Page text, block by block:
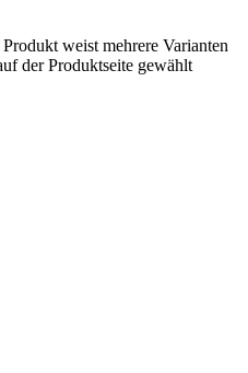
Produkt weist mehrere Varianten
der Produktseite gewählt